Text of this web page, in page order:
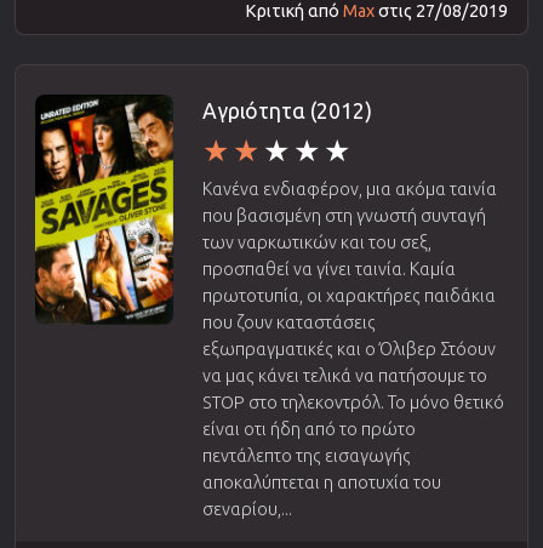
Κριτική από Maxστις 27/08/2019
Αγριότητα (2012)
Κανένα ενδιαφέρον, μια ακόμα ταινία
που βασισμένη στη γνωστή συνταγή
των ναρκωτικών και του σεξ,
προσπαθεί να γίνει ταινία. Καμία
πρωτοτυπία, οι χαρακτήρες παιδάκια
που ζουν καταστάσεις
εξωπραγματικές και ο Όλιβερ Στόουν
να μας κάνει τελικά να πατήσουμε το
STOP στο τηλεκοντρόλ. Το μόνο θετικό
είναι οτι ήδη από το πρώτο
πεντάλεπτο της εισαγωγής
αποκαλύπτεται η αποτυχία του
σεναρίου,...